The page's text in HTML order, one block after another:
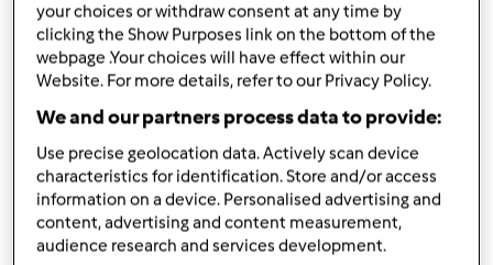
Składniki
Zupa krem z papryki czerwonej3
3Papryki czerwone
4Ziemniaki średnie
2cebule
3ząbki czosnku
your choices or withdraw consent at any time by
clicking the Show Purposes link on the bottom of the
webpage .Your choices will have effect within our
Website. For more details, refer to our Privacy Policy.
We and our partners process data to provide:
Use precise geolocation data. Actively scan device
characteristics for identification. Store and/or access
information on a device. Personalised advertising and
content, advertising and content measurement,
audience research and services development.